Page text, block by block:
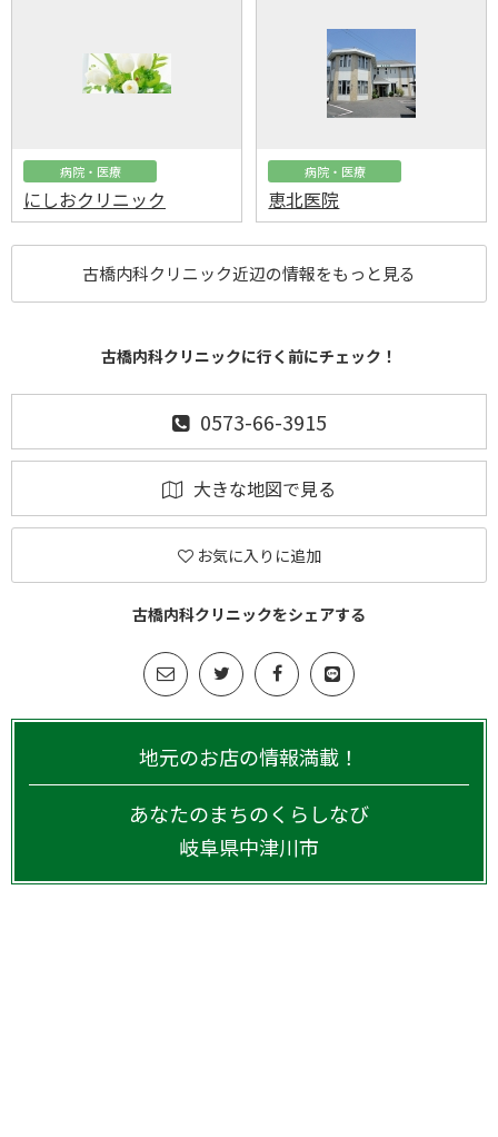
病院・医療
にしおクリニック
病院・医療
恵北医院
古橋内科クリニック近辺の情報をもっと見る
古橋内科クリニックに行く前にチェック！
0573-66-3915
大きな地図で見る
お気に入りに追加
古橋内科クリニックをシェアする
地元のお店の情報満載！
あなたのまちのくらしなび
岐阜県中津川市